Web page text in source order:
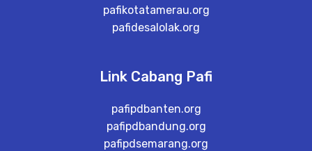
pafikotatamerau.org
pafidesalolak.org
Link Cabang Pafi
pafipdbanten.org
pafipdbandung.org
pafipdsemarang.org